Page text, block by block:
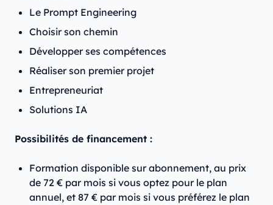
Le Prompt Engineering
Choisir son chemin
Développer ses compétences
Réaliser son premier projet
Entrepreneuriat
Solutions IA
Possibilités de financement :
Formation disponible sur abonnement, au prix
de 72 € par mois si vous optez pour le plan
annuel, et 87 € par mois si vous préférez le plan